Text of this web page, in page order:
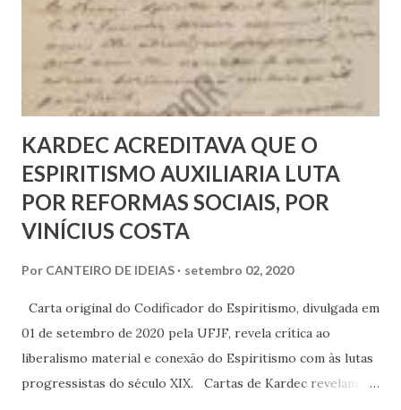
KARDEC ACREDITAVA QUE O
ESPIRITISMO AUXILIARIA LUTA
POR REFORMAS SOCIAIS, POR
VINÍCIUS COSTA
Por CANTEIRO DE IDEIAS setembro 02, 2020
Carta original do Codificador do Espiritismo, divulgada em
01 de setembro de 2020 pela UFJF, revela crítica ao
liberalismo material e conexão do Espiritismo com às lutas
progressistas do século XIX. Cartas de Kardec revelam